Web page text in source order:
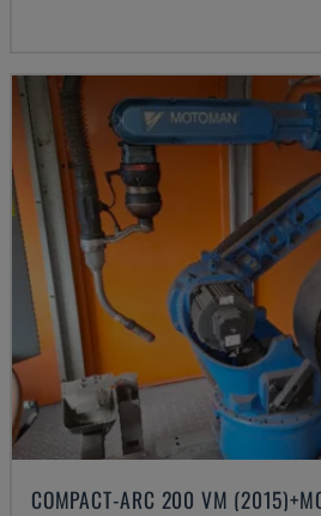
COMPACT-ARC 200 VM